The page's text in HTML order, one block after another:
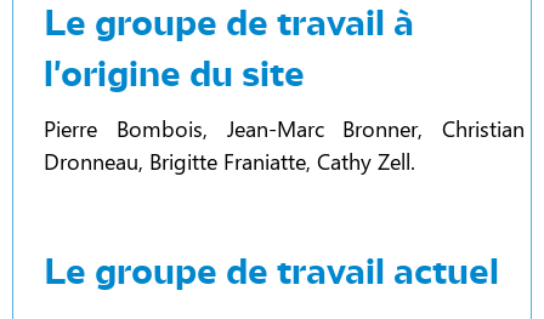
Le groupe de travail à
l'origine du site
Pierre Bombois, Jean-Marc Bronner, Christian
Dronneau, Brigitte Franiatte, Cathy Zell.
Le groupe de travail actuel